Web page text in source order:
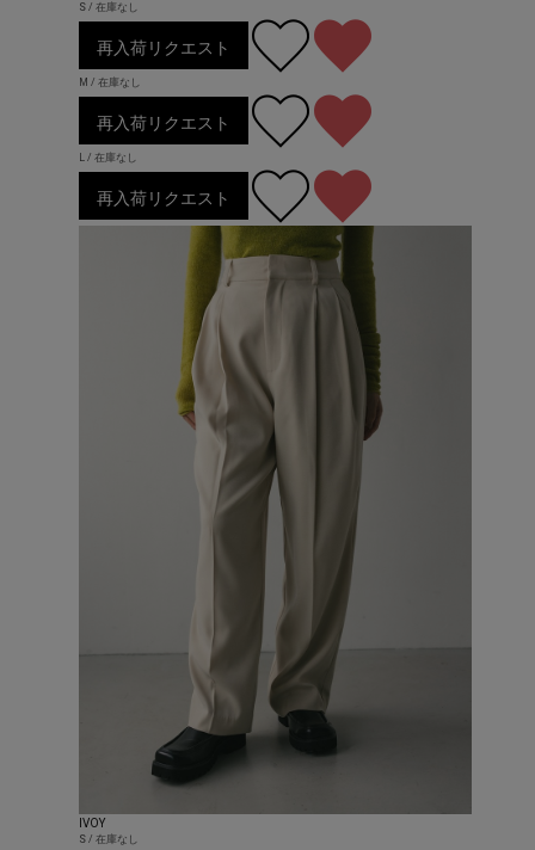
S / 在庫なし
再入荷リクエスト
M / 在庫なし
再入荷リクエスト
L / 在庫なし
再入荷リクエスト
IVOY
S / 在庫なし